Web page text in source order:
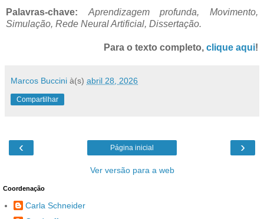
Palavras-chave: Aprendizagem profunda, Movimento,
Simulação, Rede Neural Artificial, Dissertação.
Para o texto completo, clique aqui!
Marcos Buccini à(s) abril 28, 2026
Compartilhar
‹ ›
Página inicial
Ver versão para a web
Coordenação
Carla Schneider